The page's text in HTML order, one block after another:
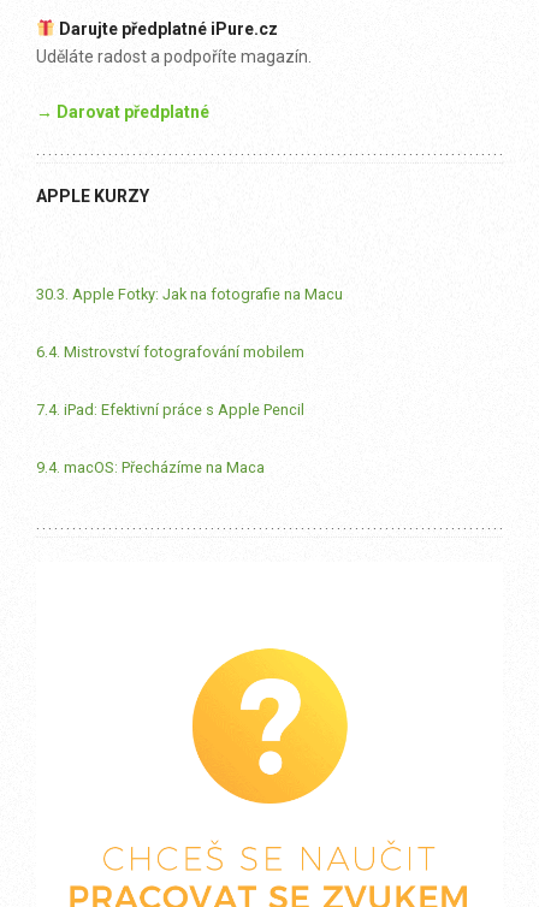
Darujte předplatné iPure.cz
Uděláte radost a podpoříte magazín.
→ Darovat předplatné
APPLE KURZY
30.3. Apple Fotky: Jak na fotografie na Macu
6.4. Mistrovství fotografování mobilem
7.4. iPad: Efektivní práce s Apple Pencil
9.4. macOS: Přecházíme na Maca